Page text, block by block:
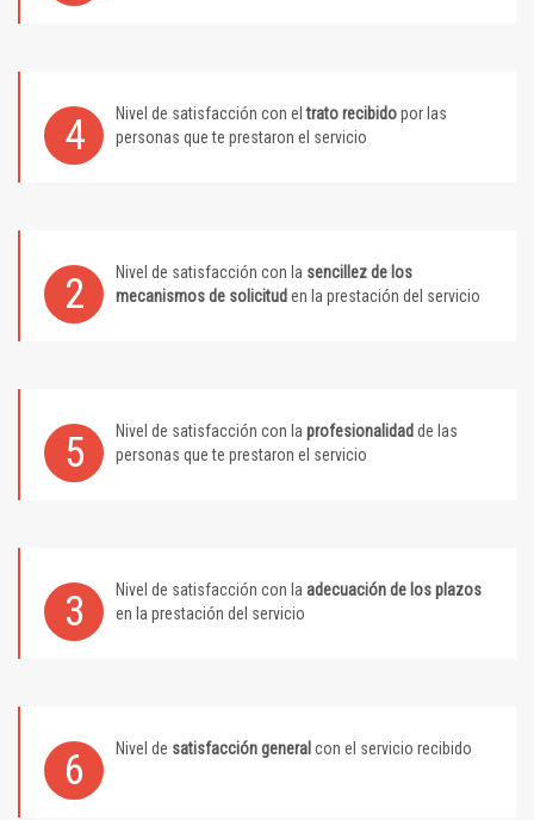
4 Nivel de satisfacción con eltrato recibidopor las
personas que te prestaron el servicio
2 Nivel de satisfacción con la sencillez de los
mecanismos de solicitud en la prestación del servicio
5 Nivel de satisfacción con la profesionalidad de las
personas que te prestaron el servicio
3 Nivel de satisfacción con la adecuación de los plazos
en la prestación del servicio
6 Nivel de satisfacción general con el servicio recibido